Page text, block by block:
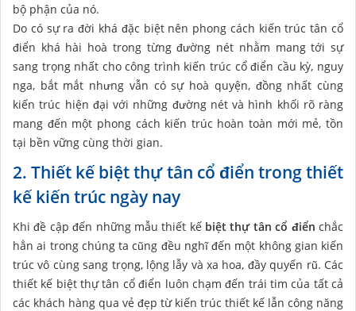
bộ phận của nó.
Do có sự ra đời khá đặc biệt nên phong cách kiến trúc tân cổ
điển khá hài hoà trong từng đường nét nhằm mang tới sự
sang trọng nhất cho công trình kiến trúc cổ điển cầu kỳ, nguy
nga, bắt mắt nhưng vẫn có sự hoà quyện, đồng nhất cùng
kiến trúc hiện đại với những đường nét và hình khối rõ ràng
mang đến một phong cách kiến trúc hoàn toàn mới mẻ, tồn
tại bền vững cùng thời gian.
2. Thiết kế biệt thự tân cổ điển trong thiết
kế kiến trúc ngày nay
Khi đề cập đến những mẫu thiết kế biệt thự tân cổ điển chắc
hẳn ai trong chúng ta cũng đều nghĩ đến một không gian kiến
trúc vô cùng sang trọng, lộng lẫy và xa hoa, đầy quyến rũ. Các
thiết kế biệt thự tân cổ điển luôn chạm đến trái tim của tất cả
các khách hàng qua vẻ đẹp từ kiến trúc thiết kế lẫn công năng